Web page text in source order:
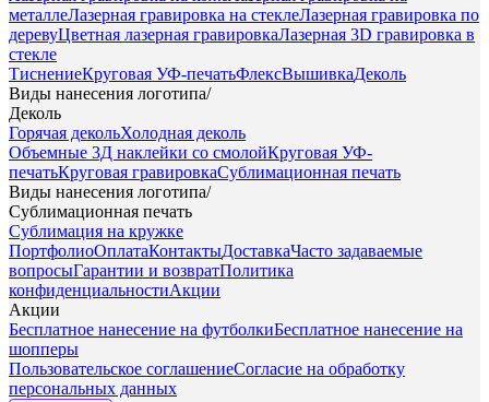
металлеЛазерная гравировка на стеклеЛазерная гравировка по
деревуЦветная лазерная гравировкаЛазерная 3D гравировка в
стекле
ТиснениеКруговая УФ-печатьФлексВышивкаДеколь
Виды нанесения логотипа/
Деколь
Горячая декольХолодная деколь
Объемные 3Д наклейки со смолойКруговая УФ-
печатьКруговая гравировкаСублимационная печать
Виды нанесения логотипа/
Сублимационная печать
Сублимация на кружке
ПортфолиоОплатаКонтактыДоставкаЧасто задаваемые
вопросыГарантии и возвратПолитика
конфиденциальностиАкции
Акции
Бесплатное нанесение на футболкиБесплатное нанесение на
шопперы
Пользовательское соглашениеСогласие на обработку
персональных данных